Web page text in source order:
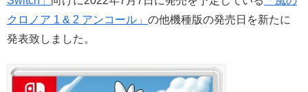
クロノア 1 & 2 アンコール」 の他機種版の発売日を新たに
発表致しました。